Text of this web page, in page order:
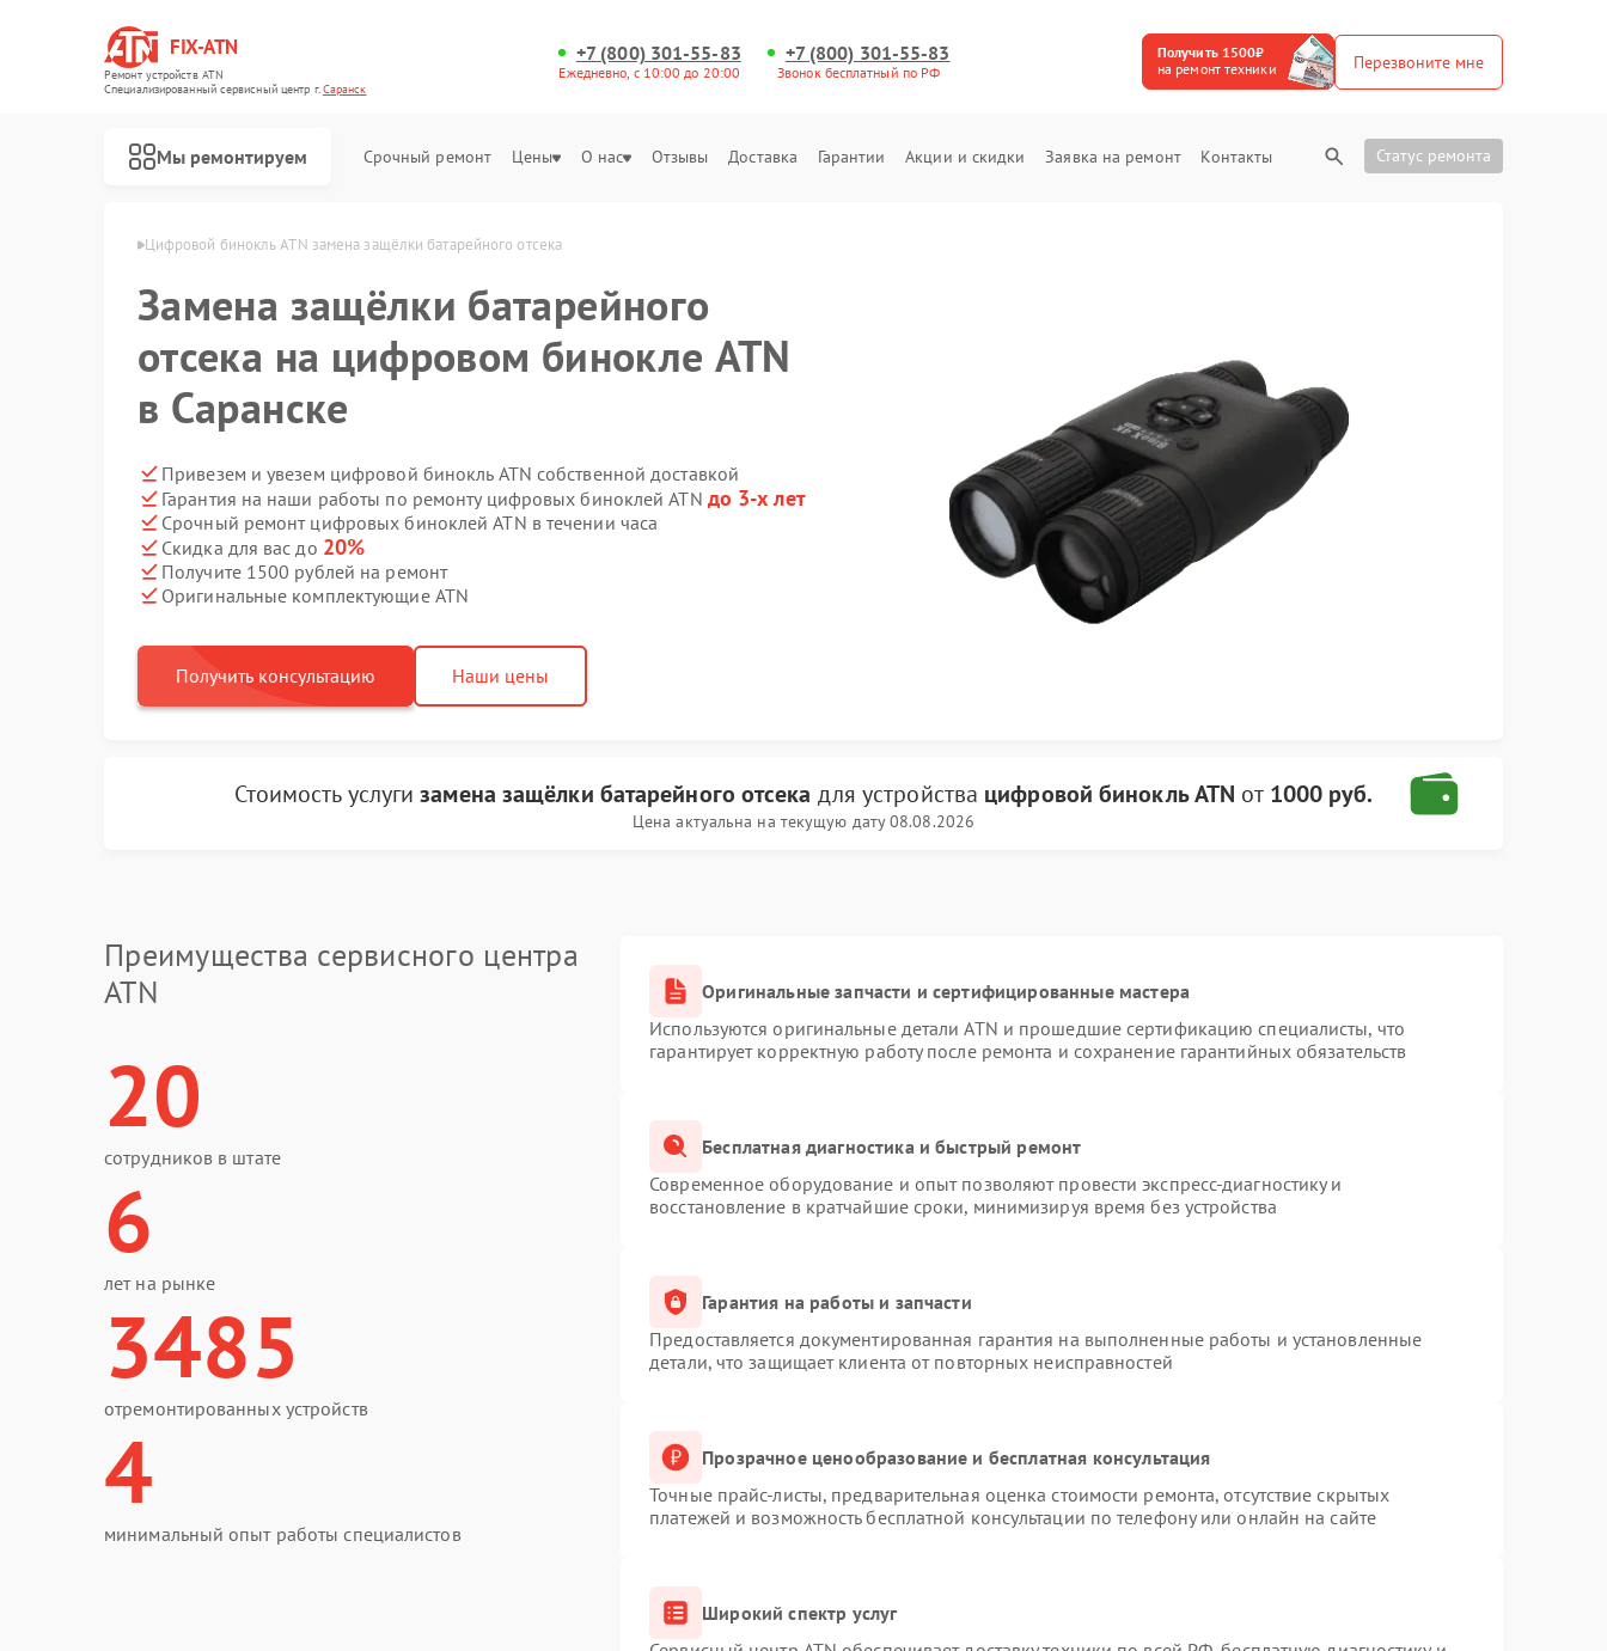
FIX-ATN
Ремонт устройств ATN
Специализированный cервисный центр г.Саранск
+7 (800) 301-55-83
Ежедневно, с 10:00 до 20:00
+7 (800) 301-55-83
Звонок бесплатный по РФ
Получить 1500₽
на ремонт техники
Перезвоните мне
Мы ремонтируем Срочный ремонт Цены О нас Отзывы Доставка Гарантии Акции и скидки Заявка на ремонт Контакты Статус ремонта
Цифровой бинокль ATN замена защёлки батарейного отсека
Замена защёлки батарейного
отсека на цифровом бинокле ATN
в Саранске
Привезем и увезем цифровой бинокль ATN собственной доставкой
Гарантия на наши работы по ремонту цифровых биноклей ATN до 3-х лет
Срочный ремонт цифровых биноклей ATN в течении часа
Скидка для вас до 20%
Получите 1500 рублей на ремонт
Оригинальные комплектующие ATN
Получить консультацию Наши цены
Стоимость услугизамена защёлки батарейного отсека для устройства цифровой бинокль ATN от 1000 руб.
Цена актуальна на текущую дату 08.08.2026
Преимущества сервисного центра
ATN
20
сотрудников в штате
6
лет на рынке
3485
отремонтированных устройств
4
минимальный опыт работы специалистов
Оригинальные запчасти и сертифицированные мастера
Используются оригинальные детали ATN и прошедшие сертификацию специалисты, что
гарантирует корректную работу после ремонта и сохранение гарантийных обязательств
Бесплатная диагностика и быстрый ремонт
Современное оборудование и опыт позволяют провести экспресс-диагностику и
восстановление в кратчайшие сроки, минимизируя время без устройства
Гарантия на работы и запчасти
Предоставляется документированная гарантия на выполненные работы и установленные
детали, что защищает клиента от повторных неисправностей
Прозрачное ценообразование и бесплатная консультация
Точные прайс-листы, предварительная оценка стоимости ремонта, отсутствие скрытых
платежей и возможность бесплатной консультации по телефону или онлайн на сайте
Широкий спектр услуг